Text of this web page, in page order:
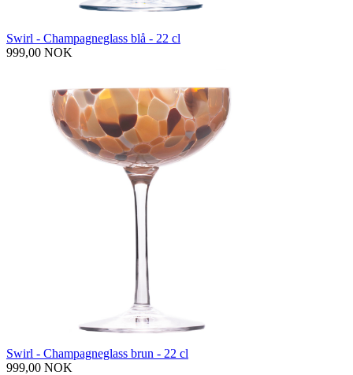
Swirl - Champagneglass blå - 22 cl
999,00 NOK
Swirl - Champagneglass brun - 22 cl
999,00 NOK